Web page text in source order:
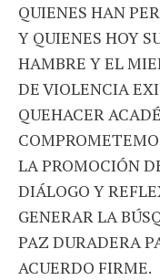
QUIENES HAN
Y QUIENES HOY
HAMBRE Y EL
DE VIOLENCIA
QUEHACER
LA PROMOCIÓN
DIÁLOGO Y
GENERAR LA
PAZ DURADERA
ACUERDO FIRME.